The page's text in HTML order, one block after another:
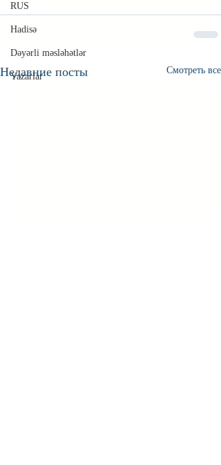
RUS
Hadisə
Dəyərli məsləhətlər
Yazarlar
Недавние посты Смотреть все